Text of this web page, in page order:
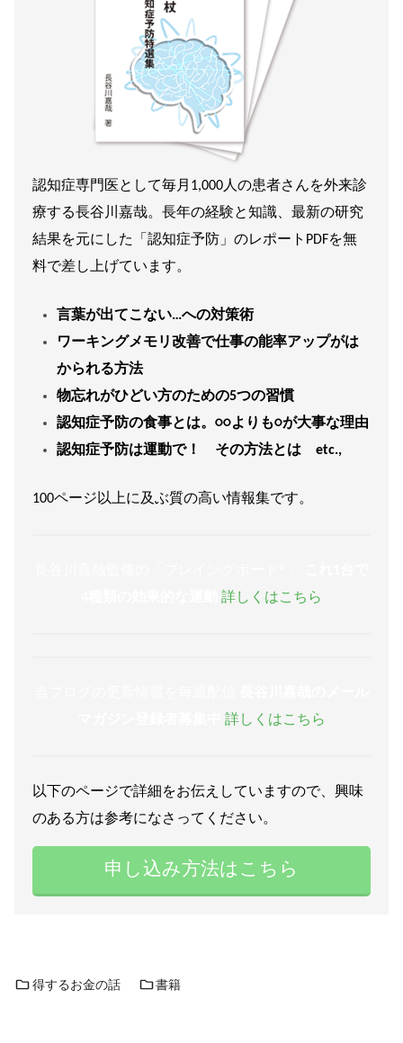
認知症専門医として毎月1,000人の患者さんを外来診
療する長谷川嘉哉。長年の経験と知識、最新の研究
結果を元にした「認知症予防」のレポートPDFを無
料で差し上げています。
言葉が出てこない…への対策術
ワーキングメモリ改善で仕事の能率アップがは
かられる方法
物忘れがひどい方のための5つの習慣
認知症予防の食事とは。○○よりも○が大事な理由
認知症予防は運動で！ その方法とは etc.,
100ページ以上に及ぶ質の高い情報集です。
詳しくはこちら
詳しくはこちら
以下のページで詳細をお伝えしていますので、興味
のある方は参考になさってください。
申し込み方法はこちら
得するお金の話 書籍